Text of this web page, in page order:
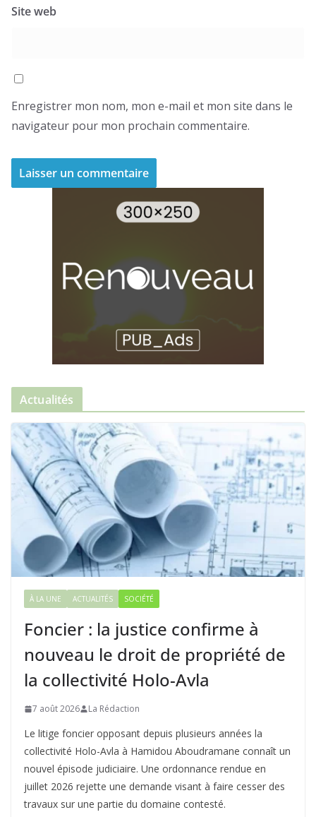
Site web
Enregistrer mon nom, mon e-mail et mon site dans le
navigateur pour mon prochain commentaire.
Actualités
À LA UNE ACTUALITÉS SOCIÉTÉ
Foncier : la justice confirme à
nouveau le droit de propriété de
la collectivité Holo-Avla
7 août 2026 La Rédaction
Le litige foncier opposant depuis plusieurs années la
collectivité Holo-Avla à Hamidou Aboudramane connaît un
nouvel épisode judiciaire. Une ordonnance rendue en
juillet 2026 rejette une demande visant à faire cesser des
travaux sur une partie du domaine contesté.